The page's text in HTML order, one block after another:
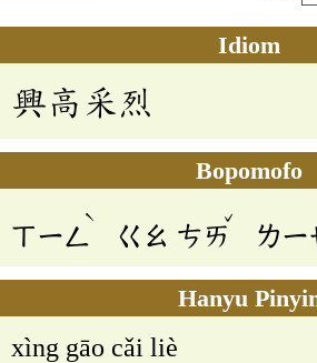
Idiom
興高采烈
Bopomofo
ㄒㄧㄥ
ˋ
ㄍㄠ ㄘㄞ
ˇ
ㄌㄧ
Hanyu
xìng gāo cǎi liè